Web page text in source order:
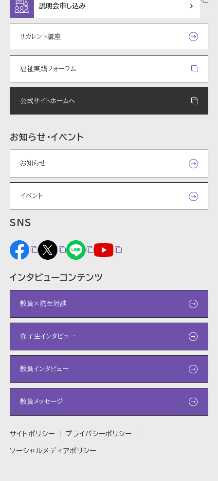
説明会申し込み
リカレント講座
福祉実践フォーラム
公式サイトホームへ
お知らせ・イベント
お知らせ
イベント
SNS
インタビューコンテンツ
教員×院生対談
修了生インタビュー
教員インタビュー
教員メッセージ
サイトポリシー プライバシーポリシー
ソーシャルメディアポリシー